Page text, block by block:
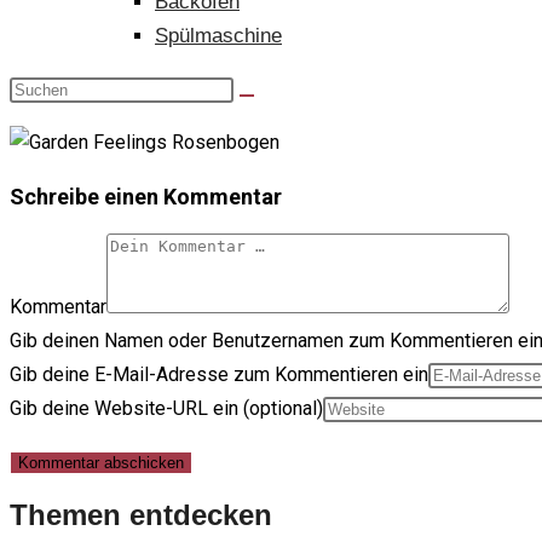
Spülmaschine
Schreibe einen Kommentar
Kommentar
Gib deinen Namen oder Benutzernamen zum Kommentieren ein
Gib deine E-Mail-Adresse zum Kommentieren ein
Gib deine Website-URL ein (optional)
Themen entdecken